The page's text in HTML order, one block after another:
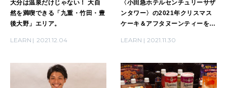
大分は温泉だけじゃない！ 大自
然を満喫できる「九重・竹田・豊
後大野」エリア。
LEARN 2021.12.04
〈小田急ホテルセンチュリーサザ
ンタワー〉の2021年クリスマス
ケーキ＆アフタヌーンティーを実
LEARN 2021.11.30